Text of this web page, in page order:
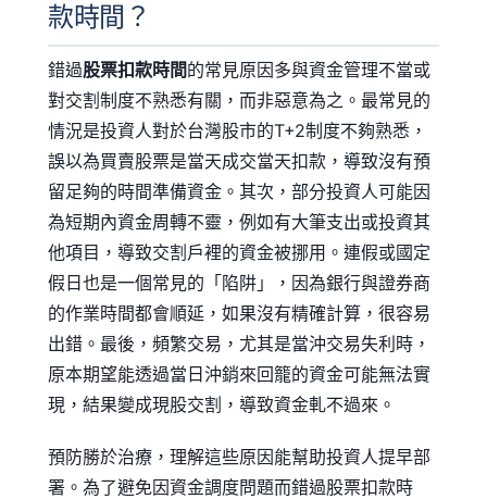
款時間？
錯過股票扣款時間的常見原因多與資金管理不當或
對交割制度不熟悉有關，而非惡意為之。最常見的
情況是投資人對於台灣股市的T+2制度不夠熟悉，
誤以為買賣股票是當天成交當天扣款，導致沒有預
留足夠的時間準備資金。其次，部分投資人可能因
為短期內資金周轉不靈，例如有大筆支出或投資其
他項目，導致交割戶裡的資金被挪用。連假或國定
假日也是一個常見的「陷阱」，因為銀行與證券商
的作業時間都會順延，如果沒有精確計算，很容易
出錯。最後，頻繁交易，尤其是當沖交易失利時，
原本期望能透過當日沖銷來回籠的資金可能無法實
現，結果變成現股交割，導致資金軋不過來。
預防勝於治療，理解這些原因能幫助投資人提早部
署。為了避免因資金調度問題而錯過股票扣款時